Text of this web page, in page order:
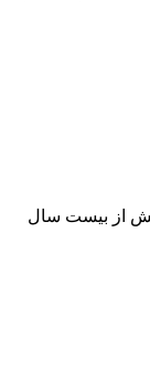
بیش از بیست سال